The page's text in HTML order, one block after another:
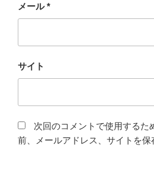
メール*
サイト
次回のコメントで使用するた
前、メールアドレス、サイトを保